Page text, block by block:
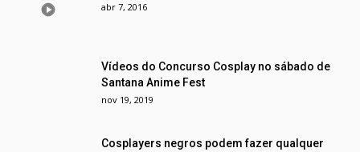
abr 7, 2016
Vídeos do Concurso Cosplay no sábado de
Santana Anime Fest
nov 19, 2019
Cosplayers negros podem fazer qualquer